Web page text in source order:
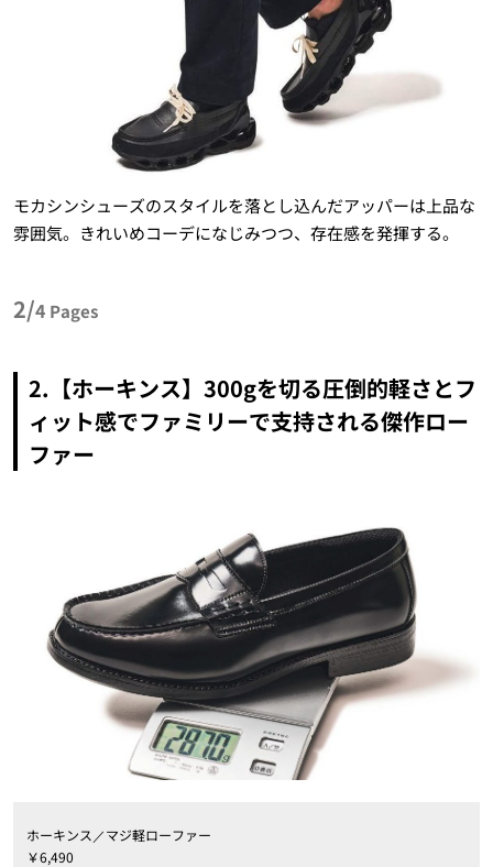
モカシンシューズのスタイルを落とし込んだアッパーは上品な
雰囲気。きれいめコーデになじみつつ、存在感を発揮する。
2/4 Pages
2.【ホーキンス】300gを切る圧倒的軽さとフ
ィット感でファミリーで支持される傑作ロー
ファー
ホーキンス／マジ軽ローファー
￥6,490